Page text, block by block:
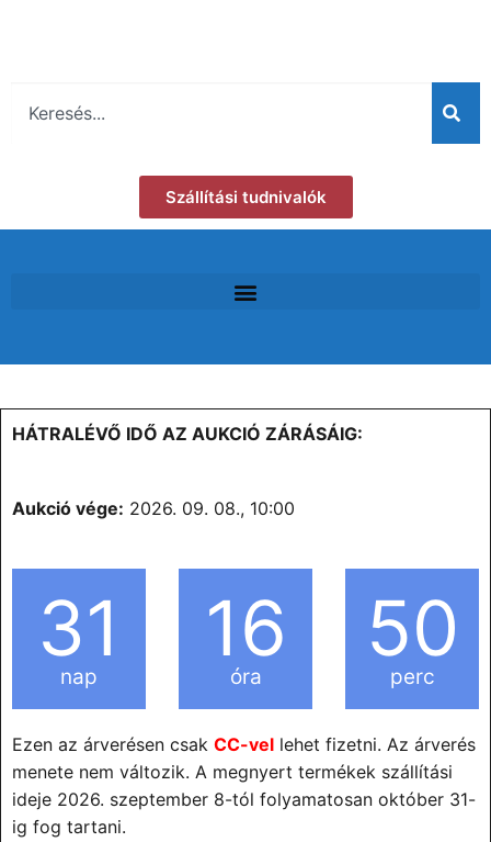
Szállítási tudnivalók
HÁTRALÉVŐ IDŐ AZ AUKCIÓ ZÁRÁSÁIG:
Aukció vége: 2026. 09. 08., 10:00
31
nap
16
óra
50
perc
Ezen az árverésen csak CC-vel lehet fizetni. Az árverés
menete nem változik. A megnyert termékek szállítási
ideje 2026. szeptember 8-tól folyamatosan október 31-
ig fog tartani.